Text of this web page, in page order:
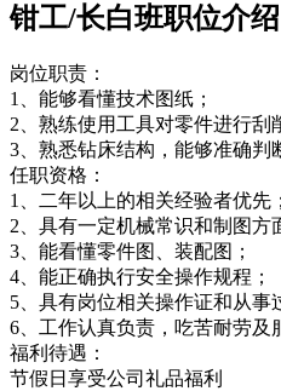
钳工/长白班职位介绍
岗位职责：
1、能够看懂技术图纸；
2、熟练使用工具对零件进行刮
3、熟悉钻床结构，能够准确判
任职资格：
1、二年以上的相关经验者优先；
2、具有一定机械常识和制图方
3、能看懂零件图、装配图；
4、能正确执行安全操作规程；
5、具有岗位相关操作证和从事
6、工作认真负责，吃苦耐劳及
福利待遇：
节假日享受公司礼品福利